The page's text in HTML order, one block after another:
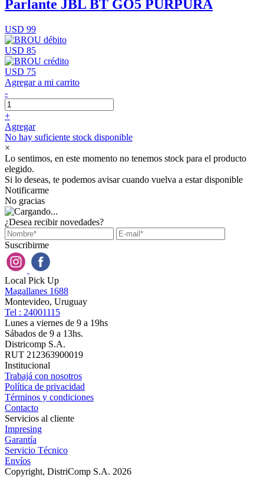
Parlante JBL BT GO5 PURPURA
USD 99
USD 85
USD 75
Agregar a mi carrito
-
+
Agregar
No hay suficiente stock disponible
×
Lo sentimos, en este momento no tenemos stock para el producto
elegido.
Si lo deseas, te podemos avisar cuando vuelva a estar disponible
Notificarme
No gracias
¿Desea recibir novedades?
Suscribirme
Local Pick Up
Magallanes 1688
Montevideo, Uruguay
Tel : 24001115
Lunes a viernes de 9 a 19hs
Sábados de 9 a 13hs.
Districomp S.A.
RUT 212363900019
Institucional
Trabajá con nosotros
Política de privacidad
Términos y condiciones
Contacto
Servicios al cliente
Impresing
Garantía
Servicio Técnico
Envíos
Copyright, DistriComp S.A. 2026